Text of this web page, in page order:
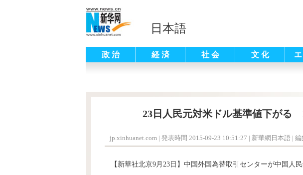
日本語
政 治 経 済 社 会 文 化
23日人民元対米ドル基準値下がる
jp.xinhuanet.com | 発表時間 2015-09-23 10:51:27 | 新華網日本語 | 編
【新華社北京9月23日】中国外国為替取引センターが中国人